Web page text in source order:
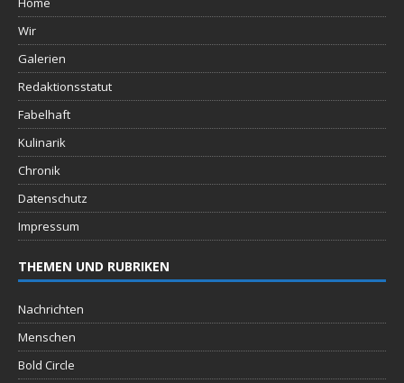
Wir
Galerien
Redaktionsstatut
Fabelhaft
Kulinarik
Chronik
Datenschutz
Impressum
THEMEN UND RUBRIKEN
Nachrichten
Menschen
Bold Circle